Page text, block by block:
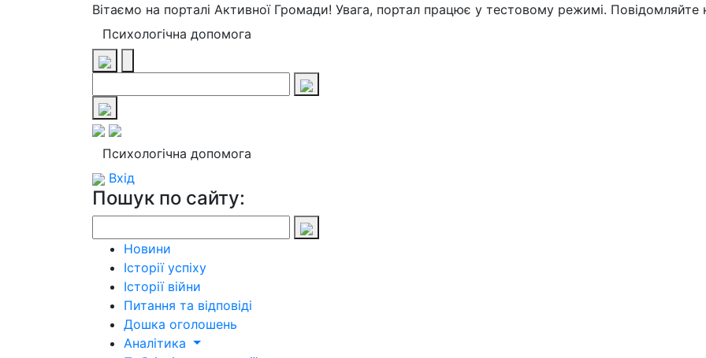
Вітаємо на порталі Активної Громади! Увага, портал працює у тестовому режимі. Повідомляйте
Психологічна допомога
Психологічна допомога
Вхід
Пошук по сайту:
Новини
Історії успіху
Історії війни
Питання та відповіді
Дошка оголошень
Аналітика